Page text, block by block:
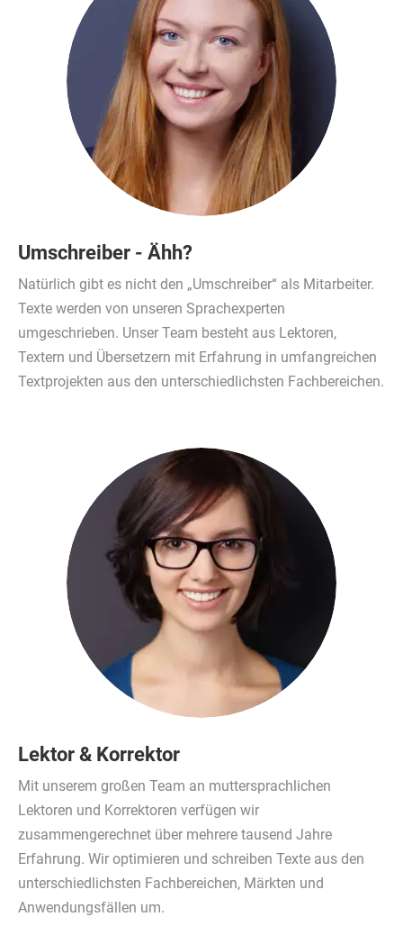
Umschreiber - Ähh?
Natürlich gibt es nicht den „Umschreiber“ als Mitarbeiter.
Texte werden von unseren Sprachexperten
umgeschrieben. Unser Team besteht aus Lektoren,
Textern und Übersetzern mit Erfahrung in umfangreichen
Textprojekten aus den unterschiedlichsten Fachbereichen.
Lektor & Korrektor
Mit unserem großen Team an muttersprachlichen
Lektoren und Korrektoren verfügen wir
zusammengerechnet über mehrere tausend Jahre
Erfahrung. Wir optimieren und schreiben Texte aus den
unterschiedlichsten Fachbereichen, Märkten und
Anwendungsfällen um.